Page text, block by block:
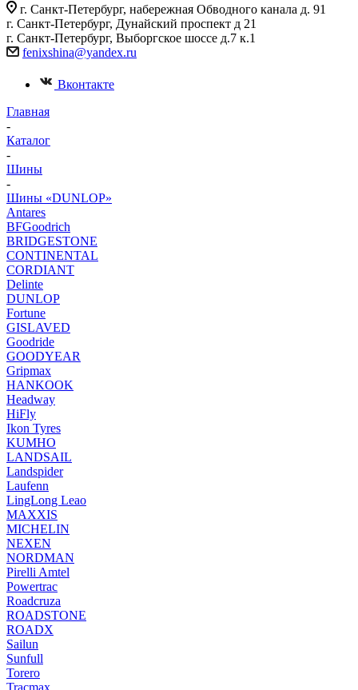
г. Санкт-Петербург, набережная Обводного канала д. 91
г. Санкт-Петербург, Дунайский проспект д 21
г. Санкт-Петербург, Выборгское шоссе д.7 к.1
fenixshina@yandex.ru
Вконтакте
Главная
-
Каталог
-
Шины
-
Шины «DUNLOP»
Antares
BFGoodrich
BRIDGESTONE
CONTINENTAL
CORDIANT
Delinte
DUNLOP
Fortune
GISLAVED
Goodride
GOODYEAR
Gripmax
HANKOOK
Headway
HiFly
Ikon Tyres
KUMHO
LANDSAIL
Landspider
Laufenn
LingLong Leao
MAXXIS
MICHELIN
NEXEN
NORDMAN
Pirelli Amtel
Powertrac
Roadcruza
ROADSTONE
ROADX
Sailun
Sunfull
Torero
Tracmax